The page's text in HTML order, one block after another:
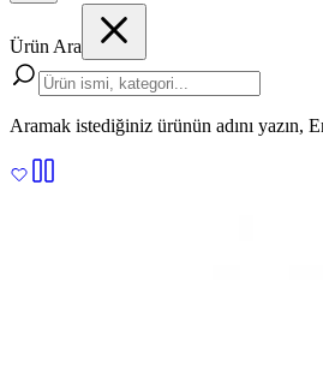
Ürün Ara
Aramak istediğiniz ürünün adını yazın,